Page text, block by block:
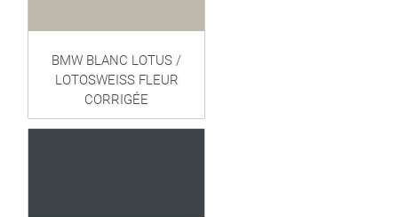
BMW BLANC LOTUS /
LOTOSWEISS FLEUR
CORRIGÉE